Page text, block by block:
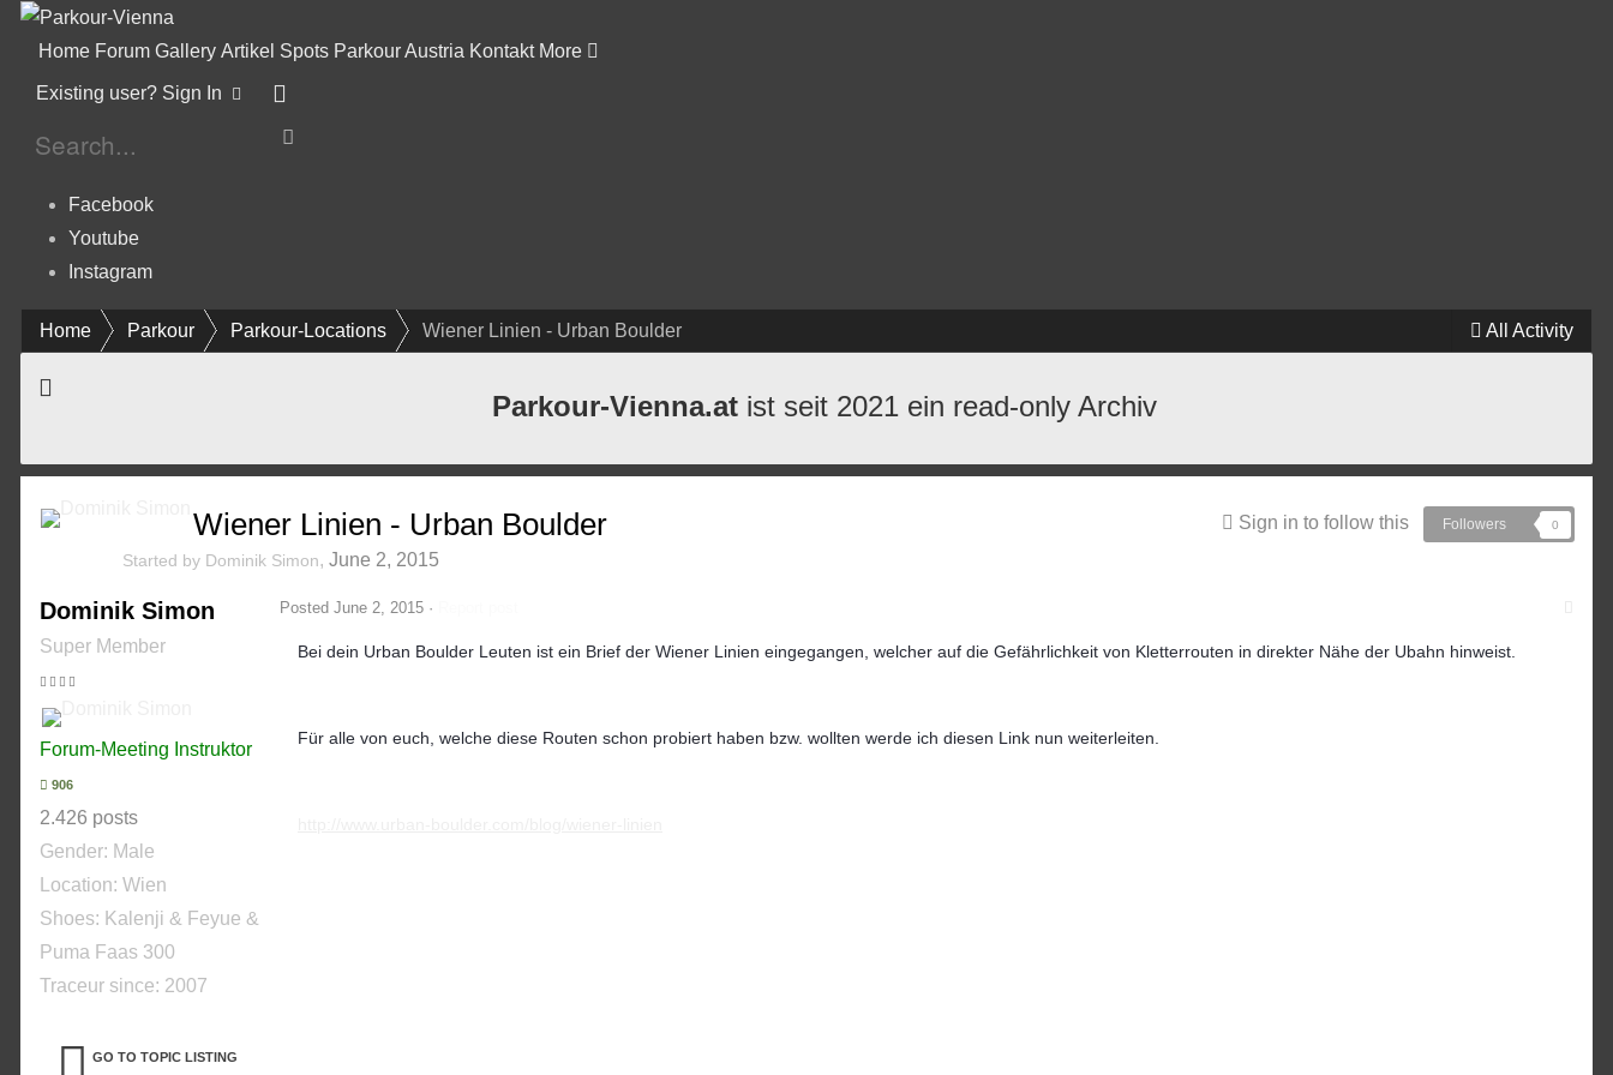
Home Forum Gallery Artikel Spots Parkour Austria Kontakt More
Existing user? Sign In
Facebook
Youtube
Instagram
All Activity
Home Parkour Parkour-Locations Wiener Linien - Urban Boulder
Parkour-Vienna.at ist seit 2021 ein read-only Archiv
Sign in to follow this Followers 0
Wiener Linien - Urban Boulder
Started by Dominik Simon, June 2, 2015
Dominik Simon
Super Member
Forum-Meeting Instruktor
906
2.426 posts
Gender: Male
Location: Wien
Shoes: Kalenji & Feyue &
Puma Faas 300
Traceur since: 2007
Posted June 2, 2015 ·
Bei dein Urban Boulder Leuten ist ein Brief der Wiener Linien eingegangen, welcher auf die Gefährlichkeit von Kletterrouten in direkter Nähe der Ubahn hinweist.
Für alle von euch, welche diese Routen schon probiert haben bzw. wollten werde ich diesen Link nun weiterleiten.
GO TO TOPIC LISTING